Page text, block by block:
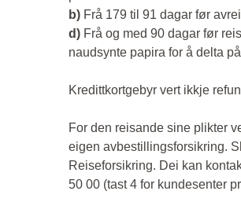
b) Frå 179 til 91 dagar før
d) Frå og med 90 dagar før
naudsynte papira for å delta
Kredittkortgebyr vert ikkje
For den reisande sine plikter
eigen avbestillingsforsikring.
Reiseforsikring. Dei kan
50 00 (tast 4 for kundesenter